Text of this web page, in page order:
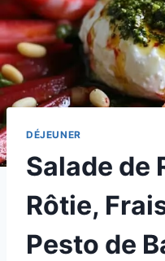
DÉJEUNER
Salade de
Rôtie,
Pesto de